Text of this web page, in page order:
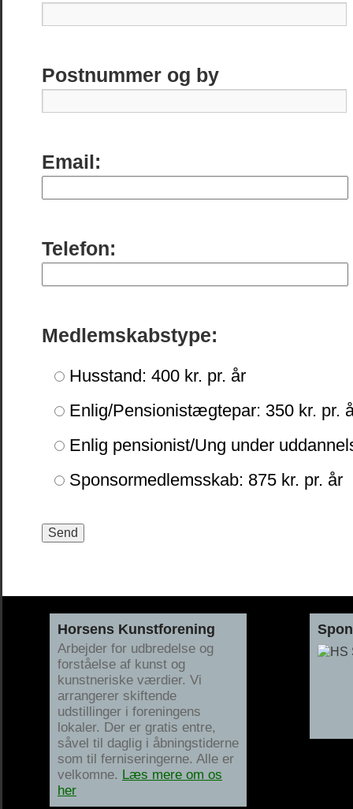
Postnummer og by
Email:
Telefon:
Medlemskabstype:
Husstand: 400 kr. pr. år
Enlig/Pensionistægtepar: 350 kr. pr.
Enlig pensionist/Ung under
Sponsormedlemsskab: 875 kr. pr. år
Horsens Kunstforening
Arbejder for udbredelse og
forståelse af kunst og
kunstneriske værdier. Vi
arrangerer skiftende
udstillinger i foreningens
lokaler. Der er gratis entre,
såvel til daglig i åbningstiderne
som til ferniseringerne. Alle er
velkomne. Læs mere om os
her